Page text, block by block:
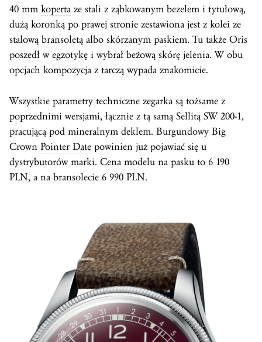
40 mm koperta ze stali z ząbkowanym bezelem i tytułową,
dużą koronką po prawej stronie zestawiona jest z kolei ze
stalową bransoletą albo skórzanym paskiem. Tu także Oris
poszedł w egzotykę i wybrał beżową skórę jelenia. W obu
opcjach kompozycja z tarczą wypada znakomicie.
Wszystkie parametry techniczne zegarka są tożsame z
poprzednimi wersjami, łącznie z tą samą Sellitą SW 200-1,
pracującą pod mineralnym deklem. Burgundowy Big
Crown Pointer Date powinien już pojawiać się u
dystrybutorów marki. Cena modelu na pasku to 6 190
PLN, a na bransolecie 6 990 PLN.